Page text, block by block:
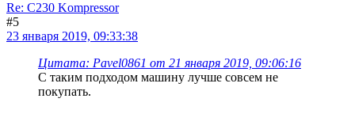
Re: C230 Kompressor
#5
23 января 2019, 09:33:38
Цитата: Pavel0861 от 21 января 2019, 09:06:16
С таким подходом машину лучше совсем не
покупать.